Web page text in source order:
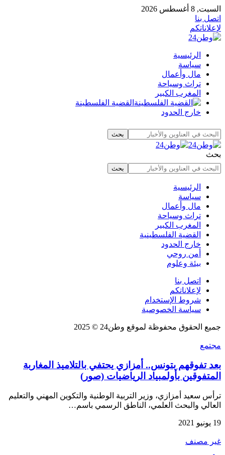
السبت, 8 أغسطس 2026
اتصل بنا
لإعلاناتكم
الرئيسية
سياسة
مال وأعمال
تراث وسياحة
المغرب الكبير
القضية الفلسطينة
خارج الحدود
بحث
الرئيسية
سياسة
مال وأعمال
تراث وسياحة
المغرب الكبير
القضية الفلسطينية
خارج الحدود
أمن روحي
بيئة وعلوم
اتصل بنا
لإعلاناتكم
شروط الإستخدام
سياسة الخصوصية
جميع الحقوق محفوظة لموقع وطن24 © 2025
مجتمع
بعد تفوقهم بتونس.. أمزازي يحتفي بالتلاميذ المغاربة
المتفوقين بأولمبياد الرياضيات (صور)
ترأس سعيد أمزازي، وزير التربية الوطنية والتكوين المهني والتعليم
العالي والبحث العلمي، الناطق الرسمي باسم…
19 يونيو 2021
غير مصنف